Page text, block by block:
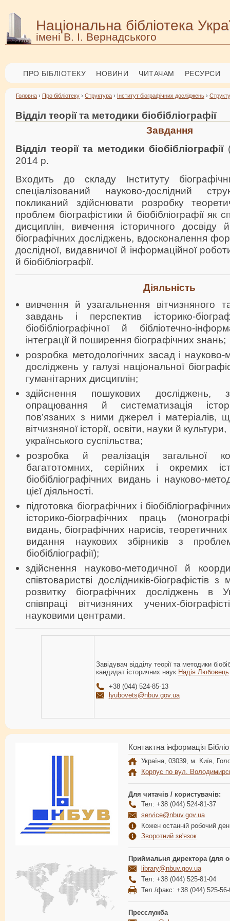
Національна бібліотека
імені В. І. Вернадського
ПРО БІБЛІОТЕКУ НОВИНИ ЧИТАЧАМ РЕСУРСИ
Головна › Про бібліотеку › Структура › Інститут біографічних досліджень ›
Відділ теорії та методики біобібліографії
Завдання
Відділ теорії та методики біобібліографії
2014 р.
Входить до складу Інституту
спеціалізований науково-дослідний
покликаний здійснювати розробку
проблем біографістики й біобібліографії як
дисциплін, вивчення історичного досвіду
біографічних досліджень, вдосконалення
дослідної, видавничої й інформаційної
й біобібліографії.
Діяльність
вивчення й узагальнення вітчизняного
завдань і перспектив історико-
біобібліографічної й бібліотечно-
інтеграції й поширення біографічних знань;
розробка методологічних засад і
досліджень у галузі національної
гуманітарних дисциплін;
здійснення пошукових досліджень,
опрацювання й систематизація
пов’язаних з ними джерел і матеріалів,
вітчизняної історії, освіти, науки й
українського суспільства;
розробка й реалізація загальної
багатотомних, серійних і окремих
біобібліографічних видань і науково-
цієї діяльності.
підготовка біографічних і
історико-біографічних праць
видань, біографічних нарисів,
видання наукових збірників з
біобібліографії);
здійснення науково-методичної й
співтоваристві дослідників-біографістів
розвитку біографічних досліджень в
співпраці вітчизняних учених-
науковими центрами.
Завідувач відділу теорії та методики
кандидат історичних наук Надія Любовець
+38 (044) 524-85-13
lyubovets@nbuv.gov.ua
Контактна інформація
Україна, 03039, м. Київ,
Корпус по вул.
Для читачів / користувачів:
Тел: +38 (044) 524-81-37
service@nbuv.gov.ua
Кожен останній робочий
Зворотний зв'язок
Приймальня директора (для
library@nbuv.gov.ua
Тел: +38 (044) 525-81-04
Тел./факс: +38 (044) 525-56-
Пресслужба